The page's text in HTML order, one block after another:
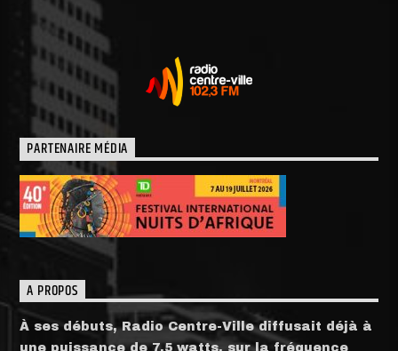
PARTENAIRE MÉDIA
A PROPOS
À ses débuts, Radio Centre-Ville diffusait déjà à
une puissance de 7.5 watts, sur la fréquence